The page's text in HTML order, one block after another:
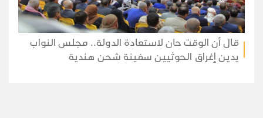
قال أن الوقت حان لاستعادة الدولة.. مجلس النواب
يدين إغراق الحوثيين سفينة شحن هندية